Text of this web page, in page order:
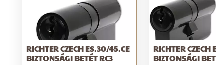
RICHTER CZECH ES.30/45.CE
BIZTONSÁGI BETÉT RC3
RICHTER CZECH
BIZTONSÁGI